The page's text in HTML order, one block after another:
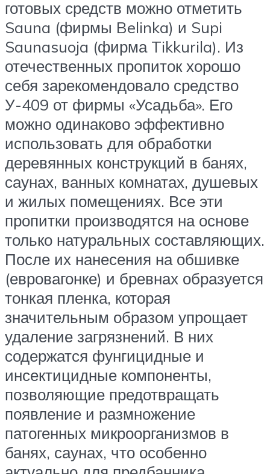
готовых средств можно отметить
Sauna (фирмы Belinka) и Supi
Saunasuoja (фирма Tikkurila). Из
отечественных пропиток хорошо
себя зарекомендовало средство
У-409 от фирмы «Усадьба». Его
можно одинаково эффективно
использовать для обработки
деревянных конструкций в банях,
саунах, ванных комнатах, душевых
и жилых помещениях. Все эти
пропитки производятся на основе
только натуральных составляющих.
После их нанесения на обшивке
(евровагонке) и бревнах образуется
тонкая пленка, которая
значительным образом упрощает
удаление загрязнений. В них
содержатся фунгицидные и
инсектицидные компоненты,
позволяющие предотвращать
появление и размножение
патогенных микроорганизмов в
банях, саунах, что особенно